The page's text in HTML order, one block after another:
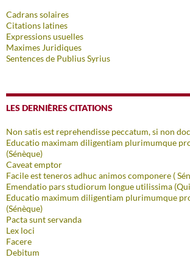
Cadrans solaires
Citations latines
Expressions usuelles
Maximes Juridiques
Sentences de Publius Syrius
LES DERNIÈRES CITATIONS
Non satis est reprehendisse peccatum, si non
Educatio maximam diligentiam plurimumque
(Sénèque)
Caveat emptor
Facile est teneros adhuc animos componere (
Emendatio pars studiorum longue utilissima
Educatio maximum diligentiam plurimumque
(Sénèque)
Pacta sunt servanda
Lex loci
Facere
Debitum